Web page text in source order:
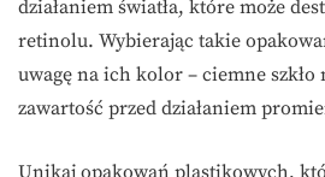
działaniem światła, które może
retinolu. Wybierając takie
uwagę na ich kolor – ciemne
zawartość przed działaniem